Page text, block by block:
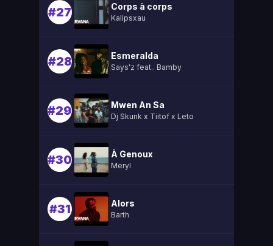
#27 Corps à corps
Kalipsxau
#28 Esmeralda
Says'z feat.. Bamby
#29 Mwen An Sa
Dj Skunk x Tiitof x Leto
#30 À Genoux
Meryl
#31 Alors
Barth